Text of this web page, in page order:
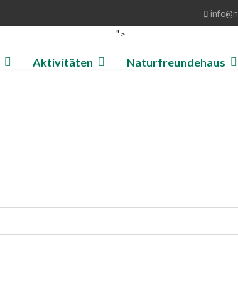
Aktivitäten
">
Naturfreundehaus